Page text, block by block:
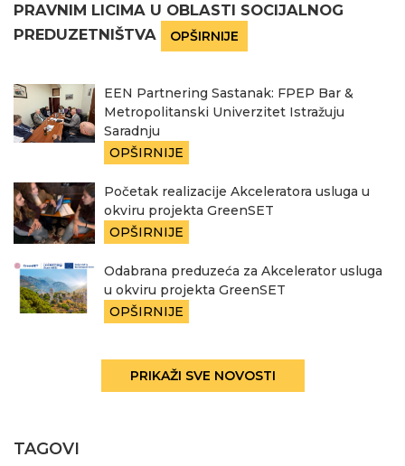
PRAVNIM LICIMA U OBLASTI SOCIJALNOG
PREDUZETNIŠTVA
OPŠIRNIJE
EEN Partnering Sastanak: FPEP Bar &
Metropolitanski Univerzitet Istražuju
Saradnju
OPŠIRNIJE
Početak realizacije Akceleratora usluga u
okviru projekta GreenSET
OPŠIRNIJE
Odabrana preduzeća za Akcelerator usluga
u okviru projekta GreenSET
OPŠIRNIJE
PRIKAŽI SVE NOVOSTI
TAGOVI